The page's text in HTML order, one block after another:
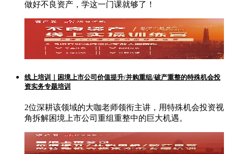
做好不良资产，学这一门课就够了！
线上培训｜困境上市公司价值提升/并购重组/破产重整的特殊机会投
资实务专题培训
2位深耕该领域的大咖老师领衔主讲，用特殊机会投资视
角拆解困境上市公司重组重整中的巨大机遇。